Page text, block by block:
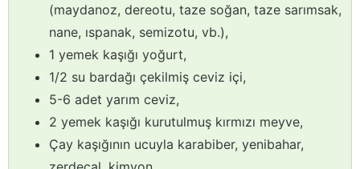
(maydanoz, dereotu, taze soğan, taze sarımsak,
nane, ıspanak, semizotu, vb.),
1 yemek kaşığı yoğurt,
1/2 su bardağı çekilmiş ceviz içi,
5-6 adet yarım ceviz,
2 yemek kaşığı kurutulmuş kırmızı meyve,
Çay kaşığının ucuyla karabiber, yenibahar,